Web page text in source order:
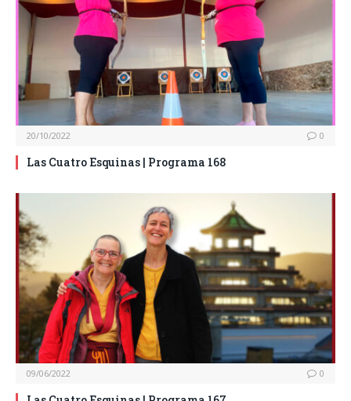
20/10/2022 0
Las Cuatro Esquinas | Programa 168
09/06/2022 0